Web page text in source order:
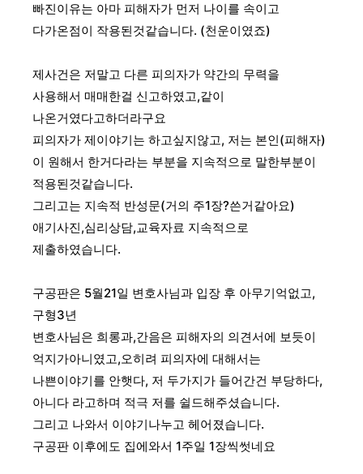
빠진이유는 아마 피해자가 먼저 나이를 속이고
다가온점이 작용된것같습니다. (천운이였죠)
제사건은 저말고 다른 피의자가 약간의 무력을
사용해서 매매한걸 신고하였고,같이
나온거였다고하더라구요
피의자가 제이야기는 하고싶지않고, 저는 본인(피해자)
이 원해서 한거다라는 부분을 지속적으로 말한부분이
적용된것같습니다.
그리고는 지속적 반성문(거의 주1장?쓴거같아요)
애기사진,심리상담,교육자료 지속적으로
제출하였습니다.
구공판은 5월21일 변호사님과 입장 후 아무기억없고,
구형3년
변호사님은 희롱과,간음은 피해자의 의견서에 보듯이
억지가아니였고,오히려 피의자에 대해서는
나쁜이야기를 안햇다, 저 두가지가 들어간건 부당하다,
아니다 라고하며 적극 저를 쉴드해주셨습니다.
그리고 나와서 이야기나누고 헤어졌습니다.
구공판 이후에도 집에와서 1주일 1장씩썻네요